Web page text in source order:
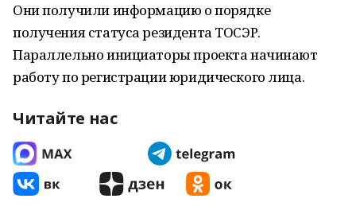
Они получили информацию о порядке
получения статуса резидента ТОСЭР.
Параллельно инициаторы проекта начинают
работу по регистрации юридического лица.
Читайте нас